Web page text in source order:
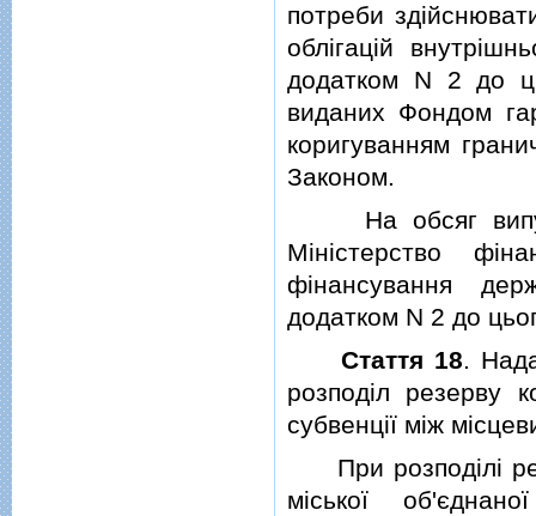
потреби
облiгацiй
додатком N 2 до
виданих Фондом
коригуванням
Законом.
На обсяг
Мiнiстерство
фiнансування
додатком N 2 до
Стаття 18.
розподiл резерву
субвенцiї мiж
При розподiлi
мiської